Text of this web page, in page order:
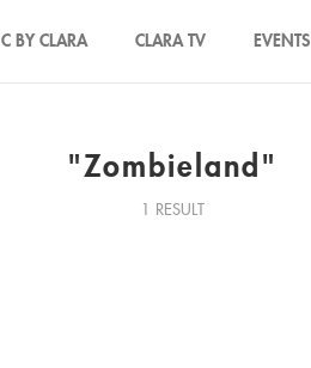
C BY CLARA CLARA TV EVENTS
"Zombieland"
1 RESULT